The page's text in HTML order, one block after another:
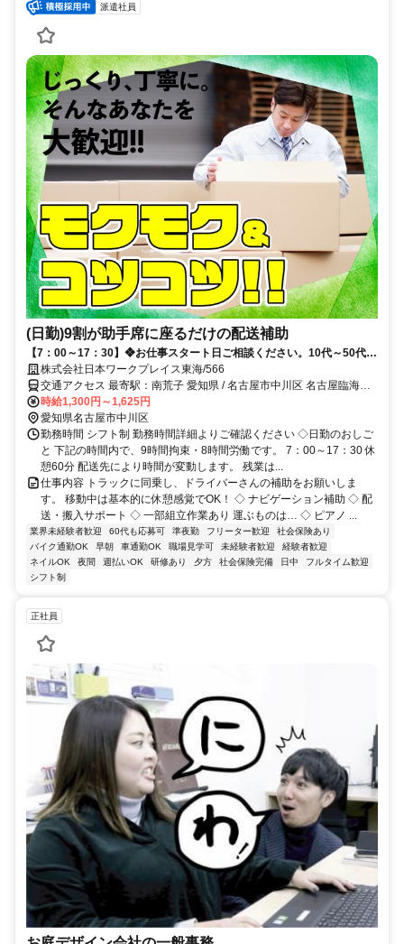
派遣社員
(日勤)9割が助手席に座るだけの配送補助
【7：00～17：30】❖お仕事スタート日ご相談ください。10代～50代活
躍中♪90％助手席でナビゲーションしたり、歩行者の安全確認をするし
ごと
株式会社日本ワークプレイス東海/566
交通アクセス 最寄駅：南荒子 愛知県 / 名古屋市中川区 名古屋臨海高
速鉄道あおなみ線 南荒子駅（徒歩20分）/荒子駅（車7分）/ 中島駅
（車7分） - 〒454-0832 愛知県名古屋市中川区清船町 電車：南荒子
駅から東に1.6キロ程 バス：野立橋（バス停）から徒歩1分 ★名古屋
市（中村区/西区/熱田区/港区）から通勤しているスタッフも活躍中！
時給1,300円～1,625円
愛知県名古屋市中川区
勤務時間 シフト制 勤務時間詳細よりご確認ください ◇日勤のおしご
と 下記の時間内で、9時間拘束・8時間労働です。 7：00～17：30 休
憩60分 配送先により時間が変動します。 残業は...
仕事内容 トラックに同乗し、ドライバーさんの補助をお願いしま
す。 移動中は基本的に休憩感覚でOK！ ◇ ナビゲーション補助 ◇ 配
送・搬入サポート ◇ 一部組立作業あり 運ぶものは… ◇ ピアノ ...
業界未経験者歓迎 60代も応募可 準夜勤 フリーター歓迎
社会保険あり
バイク通勤OK
早朝 車通勤OK 職場見学可 未経験者歓迎
経験者歓迎
ネイルOK
夜間 週払いOK 研修あり 夕方 社会保険完備 日中
フルタイム歓迎
シフト制
正社員